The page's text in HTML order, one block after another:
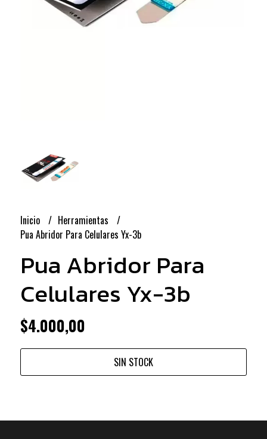
Inicio
Herramientas
Pua Abridor Para Celulares Yx-3b
Pua Abridor Para
Celulares Yx-3b
$4.000,00
SIN STOCK